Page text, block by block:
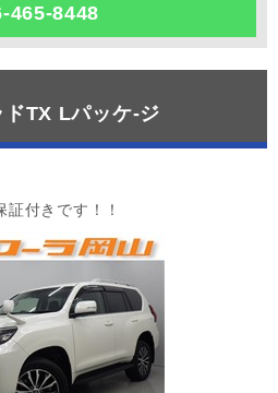
465-8448
ドTX Lパッケ-ジ
付きです！！